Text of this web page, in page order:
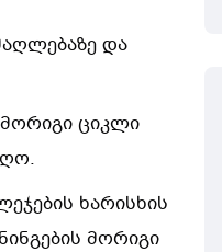
და
ციკლი
ხარისხის
მორიგი